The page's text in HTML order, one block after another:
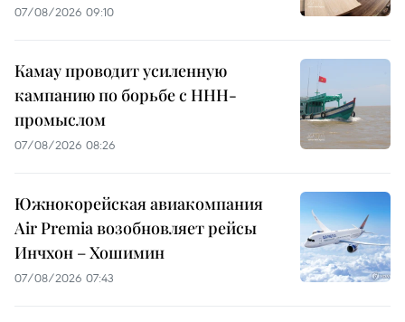
07/08/2026 09:10
Камау проводит усиленную
кампанию по борьбе с ННН-
промыслом
07/08/2026 08:26
Южнокорейская авиакомпания
Air Premia возобновляет рейсы
Инчхон – Хошимин
07/08/2026 07:43